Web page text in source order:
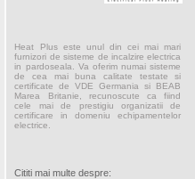
Heat Plus este unul din cei mai mari
furnizori de sisteme de incalzire electrica
in pardoseala. Va oferim numai sisteme
de cea mai buna calitate testate si
certificate de VDE Germania si BEAB
Marea Britanie, recunoscute ca fiind
cele mai de prestigiu organizatii de
certificare in domeniu echipamentelor
electrice.
Cititi mai multe despre: